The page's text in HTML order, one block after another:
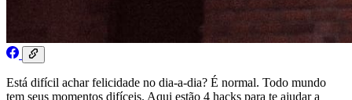
Está difícil achar felicidade no dia-a-dia? É normal. Todo mundo
tem seus momentos difíceis. Aqui estão 4 hacks para te ajudar a